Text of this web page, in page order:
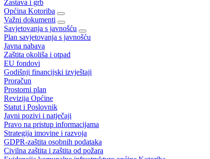
Zastava i grb
Općina Kotoriba
Važni dokumenti
Savjetovanja s javnošću
Plan savjetovanja s javnošću
Javna nabava
Zaštita okoliša i otpad
EU fondovi
Godišnji financijski izvještaji
Proračun
Prostorni plan
Revizija Općine
Statut i Poslovnik
Javni pozivi i natječaji
Pravo na pristup informacijama
Strategija imovine i razvoja
GDPR-zaštita osobnih podataka
Civilna zaštita i zaštita od požara